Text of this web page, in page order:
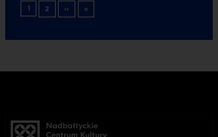
Pagination
1 2 ›› Next page
»Last page